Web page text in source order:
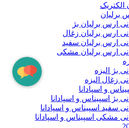
الکتریک
برلیان
ارس برلیان بژ
ارس برلیان زغال
ارس برلیان سفید
ارس برلیان مشکی
بژ الیزه
زغال الیزه
و اسپادانا
بژ اسپیناس و اسپادانا
سفید اسپیناس و اسپادانا
مشکی اسپیناس و اسپادانا